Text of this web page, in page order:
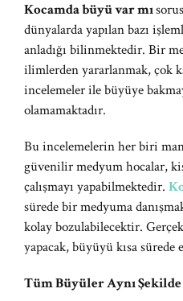
Kocamda büyü var mı
dünyalarda yapılan bazı
anladığı bilinmektedir. Bir
ilimlerden yararlanmak, çok
incelemeler ile büyüye
olamamaktadır.
Bu incelemelerin her biri
güvenilir medyum hocalar,
çalışmayı yapabilmektedir.
sürede bir medyuma
kolay bozulabilecektir.
yapacak, büyüyü kısa sürede
Tüm Büyüler Aynı